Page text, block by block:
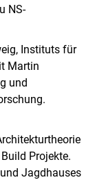
NS-
Instituts für
Martin
und
Projekte.
Jagdhauses